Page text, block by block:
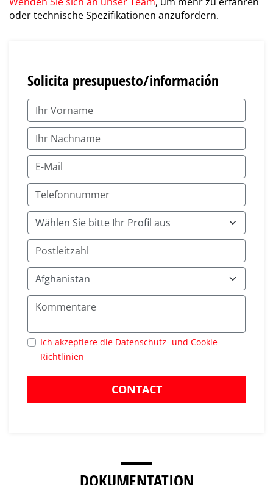
oder technische Spezifikationen anzufordern.
Solicita presupuesto/información
Ich akzeptiere die Datenschutz- und Cookie-
Richtlinien
CONTACT